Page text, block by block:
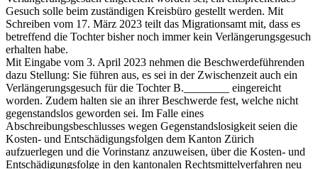
Gesuch solle beim zuständigen Kreisbüro gestellt werden. Mit
Schreiben vom 17. März 2023 teilt das Migrationsamt mit, dass es
betreffend die Tochter bisher noch immer kein Verlängerungsgesuch
erhalten habe.
Mit Eingabe vom 3. April 2023 nehmen die Beschwerdeführenden
dazu Stellung: Sie führen aus, es sei in der Zwischenzeit auch ein
Verlängerungsgesuch für die Tochter B.________ eingereicht
worden. Zudem halten sie an ihrer Beschwerde fest, welche nicht
gegenstandslos geworden sei. Im Falle eines
Abschreibungsbeschlusses wegen Gegenstandslosigkeit seien die
Kosten- und Entschädigungsfolgen dem Kanton Zürich
aufzuerlegen und die Vorinstanz anzuweisen, über die Kosten- und
Entschädigungsfolge in den kantonalen Rechtsmittelverfahren neu